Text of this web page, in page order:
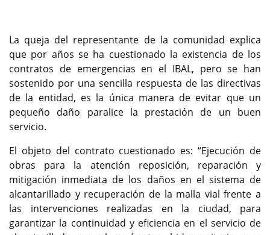
La queja del representante de la comunidad explica
que por años se ha cuestionado la existencia de los
contratos de emergencias en el IBAL, pero se han
sostenido por una sencilla respuesta de las directivas
de la entidad, es la única manera de evitar que un
pequeño daño paralice la prestación de un buen
servicio.
El objeto del contrato cuestionado es: “Ejecución de
obras para la atención reposición, reparación y
mitigación inmediata de los daños en el sistema de
alcantarillado y recuperación de la malla vial frente a
las intervenciones realizadas en la ciudad, para
garantizar la continuidad y eficiencia en el servicio de